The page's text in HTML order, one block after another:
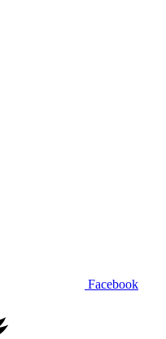
Facebook